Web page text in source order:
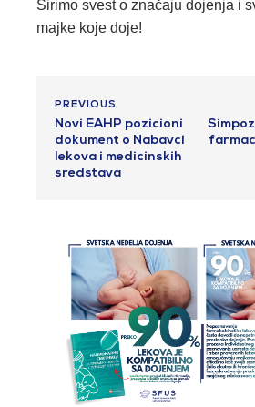
Širimo svest o značaju dojenja i
majke koje doje!
PREVIOUS
Novi EAHP pozicioni
dokument o Nabavci
lekova i medicinskih
sredstava